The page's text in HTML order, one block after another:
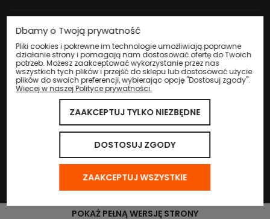
Nadzór nad obrotem produktami
leczniczymi weterynaryjnymi sprawuje
Wojewódzki Inspektorat Weterynarii w
Katowicach.
© 2024 Eco Life Group. Wszystkie prawa zastrzeżone.
POKAŻ PEŁNĄ WERSJĘ STRONY
Dbamy o Twoją prywatność
Pliki cookies i pokrewne im technologie umożliwiają poprawne
działanie strony i pomagają nam dostosować ofertę do Twoich
potrzeb. Możesz zaakceptować wykorzystanie przez nas
wszystkich tych plików i przejść do sklepu lub dostosować użycie
plików do swoich preferencji, wybierając opcję "Dostosuj zgody".
Więcej w naszej Polityce prywatności.
ZAAKCEPTUJ TYLKO NIEZBĘDNE
DOSTOSUJ ZGODY
ZAAKCEPTUJ WSZYSTKIE